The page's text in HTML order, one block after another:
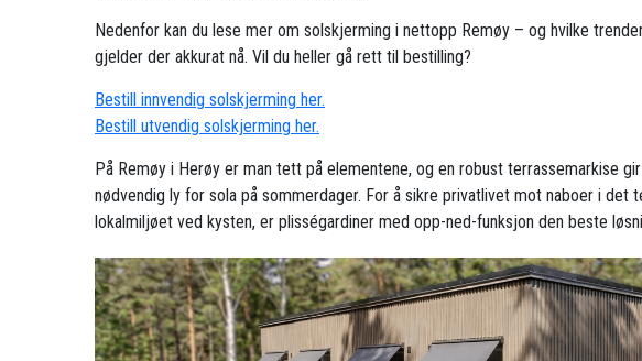
Nedenfor kan du lese mer om solskjerming i nettopp Remøy – og hvilke
gjelder der akkurat nå. Vil du heller gå rett til bestilling?
Bestill innvendig solskjerming her.
Bestill utvendig solskjerming her.
På Remøy i Herøy er man tett på elementene, og en robust terrassemarkise gir
nødvendig ly for sola på sommerdager. For å sikre privatlivet mot naboer i det
lokalmiljøet ved kysten, er plisségardiner med opp-ned-funksjon den beste